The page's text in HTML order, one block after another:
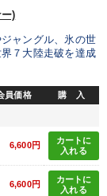
)
ャングル、氷の世
７大陸走破を達成
員価格 購 入
6,600円
カートに
入れる
6,600円
カートに
入れる